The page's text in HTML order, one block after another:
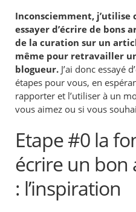
Inconsciemment,
essayer d’écrire de bons
de la curation sur un
même pour retravailler
blogueur. J’ai donc essayé
étapes pour vous, en
rapporter et l’utiliser à un
vous aimez ou si vous
Etape #0 la
écrire un bon
: l’inspiration